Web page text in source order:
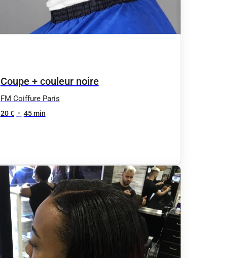
Coupe + couleur noire
FM Coiffure Paris
20 € • 45 min